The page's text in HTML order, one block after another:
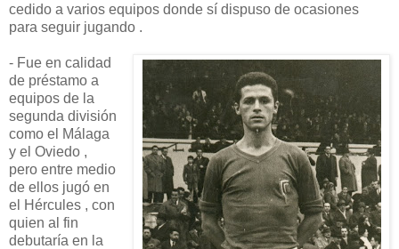
cedido a varios equipos donde sí dispuso de ocasiones
para seguir jugando .
- Fue en calidad
de préstamo a
equipos de la
segunda división
como el Málaga
y el Oviedo ,
pero entre medio
de ellos jugó en
el Hércules , con
quien al fin
debutaría en la